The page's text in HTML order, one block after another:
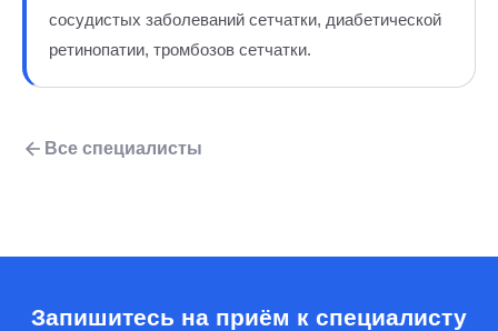
сосудистых заболеваний сетчатки, диабетической
ретинопатии, тромбозов сетчатки.
Все специалисты
Запишитесь на приём к специалисту